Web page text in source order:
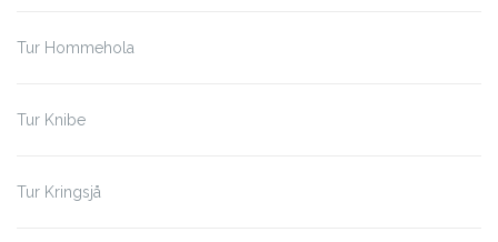
Tur Hommehola
Tur Knibe
Tur Kringsjå